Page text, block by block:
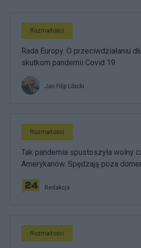
Rozmaitości
Rada Europy. O przeciwdziałaniu
skutkom pandemii Covid 19
Jan Filip Libicki
Rozmaitości
Tak pandemia spustoszyła wolny
Amerykanów. Spędzają poza
Redakcja
Rozmaitości